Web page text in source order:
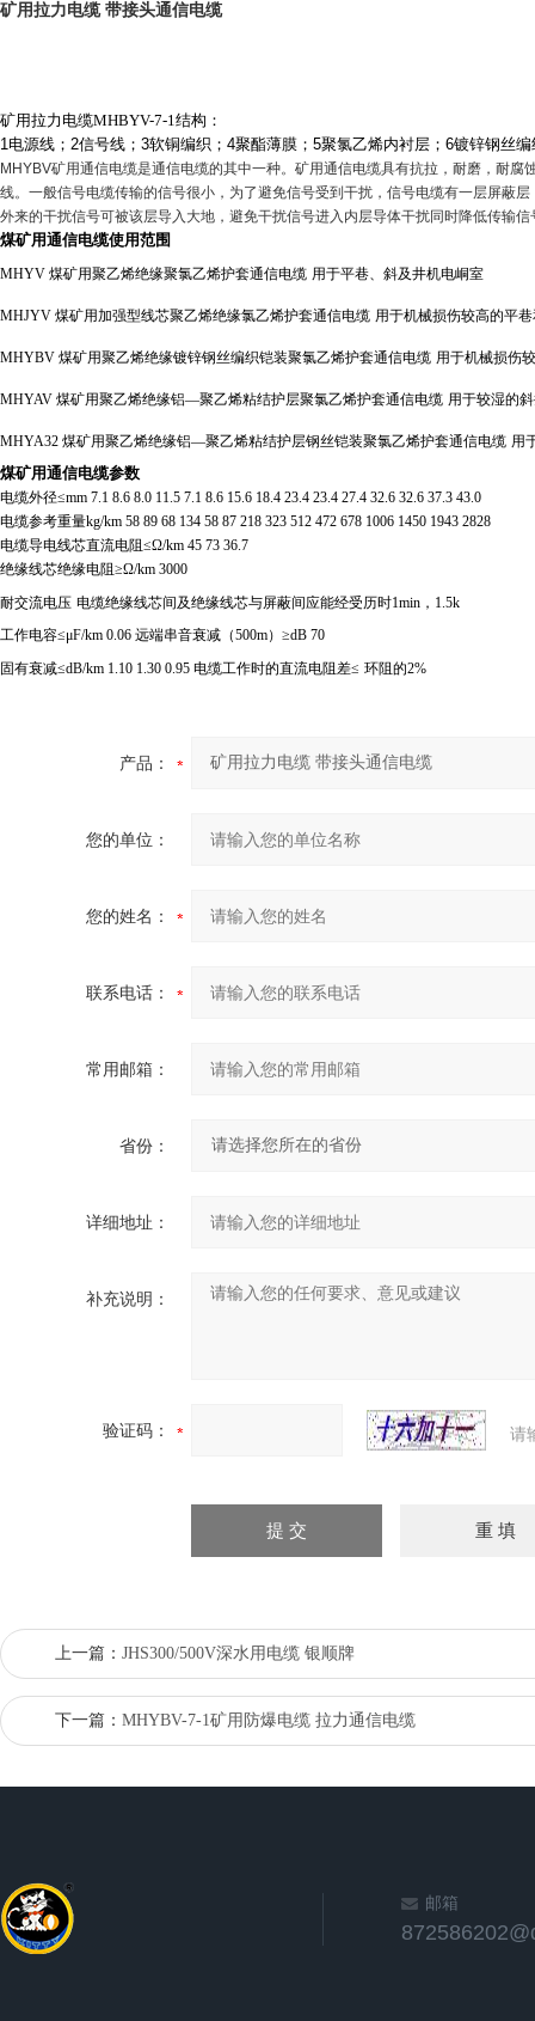
矿用拉力电缆 带接头通信电缆
矿用拉力电缆MHBYV-7-1结构：
1电源线； 2信号线； 3软铜编织； 4聚酯薄膜； 5聚氯乙烯内衬层； 6镀锌钢丝
MHYBV矿用通信电缆是通信电缆的其中一种。矿用通信电缆具有抗拉，耐磨，耐
线。一般信号电缆传输的信号很小，为了避免信号受到干扰，信号电缆有一层屏蔽
外来的干扰信号可被该层导入大地，避免干扰信号进入内层导体干扰同时降低传输信
煤矿用通信电缆使用范围
MHYV 煤矿用聚乙烯绝缘聚氯乙烯护套通信电缆 用于平巷、斜及井机电峒室
MHJYV 煤矿用加强型线芯聚乙烯绝缘氯乙烯护套通信电缆 用于机械损伤较高的平
MHYBV 煤矿用聚乙烯绝缘镀锌钢丝编织铠装聚氯乙烯护套通信电缆 用于机械损伤
MHYAV 煤矿用聚乙烯绝缘铝—聚乙烯粘结护层聚氯乙烯护套通信电缆 用于较湿的
MHYA32 煤矿用聚乙烯绝缘铝—聚乙烯粘结护层钢丝铠装聚氯乙烯护套通信电缆 用
煤矿用通信电缆参数
电缆外径≤mm 7.1 8.6 8.0 11.5 7.1 8.6 15.6 18.4 23.4 23.4 27.4 32.6 32.6 37.3 43.0
电缆参考重量kg/km 58 89 68 134 58 87 218 323 512 472 678 1006 1450 1943 2828
电缆导电线芯直流电阻≤Ω/km 45 73 36.7
绝缘线芯绝缘电阻≥Ω/km 3000
耐交流电压 电缆绝缘线芯间及绝缘线芯与屏蔽间应能经受历时1min ， 1.5k
工作电容≤μF/km 0.06 远端串音衰减（500m）≥dB 70
固有衰减≤dB/km 1.10 1.30 0.95 电缆工作时的直流电阻差≤ 环阻的2%
产品：
您的单位：
您的姓名：
联系电话：
常用邮箱：
省份：
详细地址：
补充说明：
验证码： 请
上一篇： JHS300/500V深水用电缆 银顺牌
下一篇： MHYBV-7-1矿用防爆电缆 拉力通信电缆
邮箱